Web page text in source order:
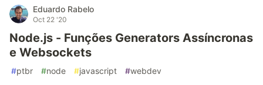
Eduardo Rabelo
Oct 22 '20
Node.js - Funções Generators Assíncronas
e Websockets
#ptbr #node #javascript #webdev